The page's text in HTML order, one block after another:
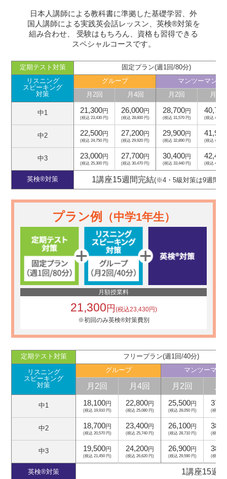
日本人講師による教科書に準拠した基礎学習、外
国人講師による実践英会話レッスン、英検®対策を
組み合わせ、
受験はもちろん、資格も習得できる
スペシャルコースです。
定期テスト対策
固定プラン(週1回/80分)
リスニング
スピーキング
対策
グループ
マンツーマン
月2回
月4回 月2回 月4回
中1 21,300円
(税込 23,430 円)
26,000円
(税込 28,600 円)
28,700円
(税込 31,570 円)
40,700
(税込 44,770
中2 22,500円
(税込 24,750 円)
27,200円
(税込 29,920 円)
29,900円
(税込 32,890 円)
41,900
(税込 46,090
中3 23,000円
(税込 25,300 円)
27,700円
(税込 30,470 円)
30,400円
(税込 33,440 円)
42,400
(税込 46,640
英検®対策 1講座15週間完結(※4・5級対策は9週間)
プラン例 （中学1年生）
月額授業料
21,300円(税込23,430円)
※初回のみ英検®対策費別
定期テスト対策 フリープラン(週1回/40分)
リスニング
スピーキング
対策
グループ マンツーマン
月2回 月4回 月2回
中1 18,100円
(税込 19,910 円)
22,800円
(税込 25,080 円)
25,500円
(税込 28,050 円) (税込
中2 18,700円
(税込 20,570 円)
23,400円
(税込 25,740 円)
26,100円
(税込 28,710 円) (税込
中3 19,500円
(税込 21,450 円)
24,200円
(税込 26,620 円)
26,900円
(税込 29,590 円) (税込
英検®対策 1講座15週